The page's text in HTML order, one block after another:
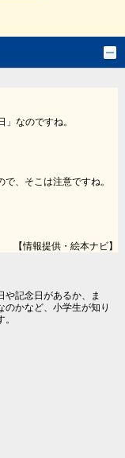
なのですね。
、そこは注意ですね。
【情報提供・絵本ナビ】
や記念日があるか、ま
かなど、小学生が知り